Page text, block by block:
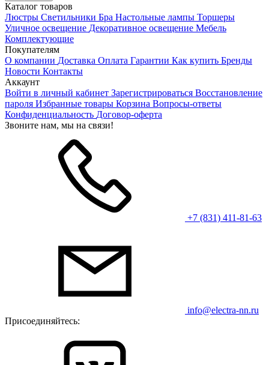
Каталог товаров
Люстры Светильники Бра Настольные лампы Торшеры
Уличное освещение Декоративное освещение Мебель
Комплектующие
Покупателям
О компании Доставка Оплата Гарантии Как купить Бренды
Новости Контакты
Аккаунт
Войти в личный кабинет Зарегистрироваться Восстановление
пароля Избранные товары Корзина Вопросы-ответы
Конфиденциальность Договор-оферта
Звоните нам, мы на связи!
+7 (831) 411-81-63
info@electra-nn.ru
Присоединяйтесь: